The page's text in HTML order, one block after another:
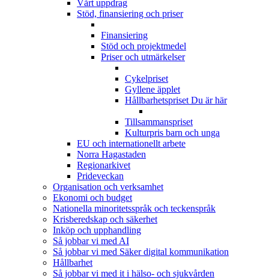
Vårt uppdrag
Stöd, finansiering och priser
Finansiering
Stöd och projektmedel
Priser och utmärkelser
Cykelpriset
Gyllene äpplet
Hållbarhetspriset Du är här
Tillsammanspriset
Kulturpris barn och unga
EU och internationellt arbete
Norra Hagastaden
Regionarkivet
Prideveckan
Organisation och verksamhet
Ekonomi och budget
Nationella minoritetsspråk och teckenspråk
Krisberedskap och säkerhet
Inköp och upphandling
Så jobbar vi med AI
Så jobbar vi med Säker digital kommunikation
Hållbarhet
Så jobbar vi med it i hälso- och sjukvården